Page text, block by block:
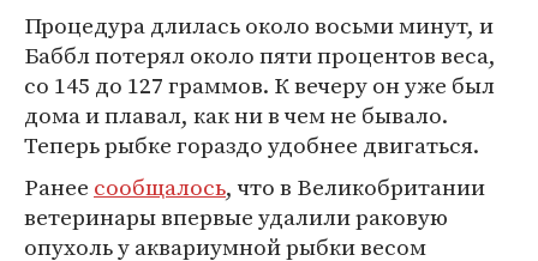
Процедура длилась около восьми минут, и
Баббл потерял около пяти процентов веса,
со 145 до 127 граммов. К вечеру он уже был
дома и плавал, как ни в чем не бывало.
Теперь рыбке гораздо удобнее двигаться.
Ранее сообщалось, что в Великобритании
ветеринары впервые удалили раковую
опухоль у аквариумной рыбки весом